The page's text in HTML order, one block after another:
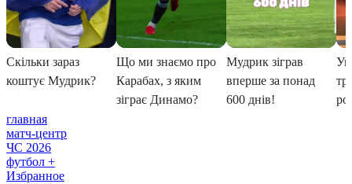
главная
матч-центр
ЧС 2026
футбол +
Избранное